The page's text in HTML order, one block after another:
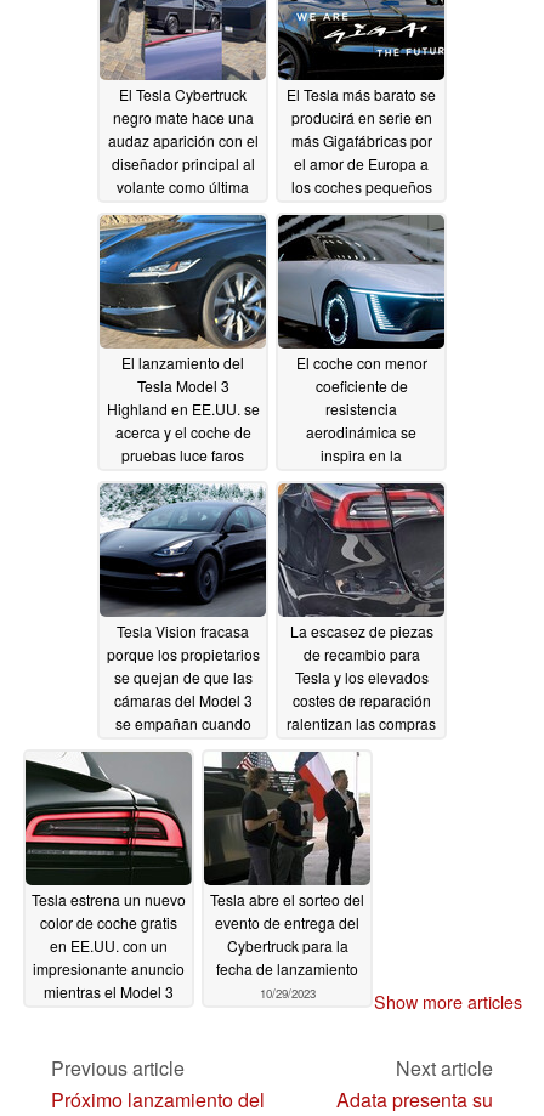
El Tesla Cybertruck
negro mate hace una
audaz aparición con el
diseñador principal al
volante como última
envoltura
personalizada11/06/2023
El Tesla más barato se
producirá en serie en
más Gigafábricas por
el amor de Europa a
los coches pequeños
11/06/2023
El lanzamiento del
Tesla Model 3
Highland en EE.UU. se
acerca y el coche de
pruebas luce faros
reglamentarios
11/04/2023
El coche con menor
coeficiente de
resistencia
aerodinámica se
inspira en la
aerodinámica del atún:
Chery presume de un
Cd de 0,168 asistido
por IA11/04/2023
Tesla Vision fracasa
porque los propietarios
se quejan de que las
cámaras del Model 3
se empañan cuando
hace frío11/03/2023
La escasez de piezas
de recambio para
Tesla y los elevados
costes de reparación
ralentizan las compras
de vehículos de
alquiler, mientras la
caída del precio del VE
conlleva pérdidas
adicionales
Tesla estrena un nuevo
color de coche gratis
en EE.UU. con un
impresionante anuncio
mientras el Model 3
Tesla abre el sorteo del
evento de entrega del
Cybertruck para la
fecha de lanzamiento
10/29/2023 Show more articles
Previous article
Próximo lanzamiento del
Next article
Adata presenta su